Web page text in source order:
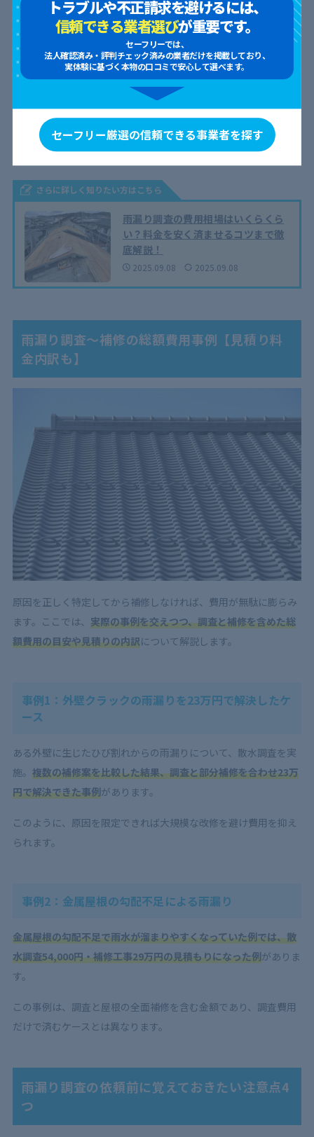
紫外線投射発光調査
費用相場は16〜25万円です。 紫外線ランプで照らすと光る専用液
を利用し、目視で見えない亀裂や隠れた浸入口を特定する方法
で
非破壊で調査精度も高く、大規模建物や複雑な構造物の調査に適
しています。費用は比較的高いものの、確実性を重視する場合に
さらに詳しく知りたい方はこちら
雨漏り調査の費用相場はいくらくら
い？料金を安く済ませるコツまで徹
底解説！
2025.09.08 2025.09.08
雨漏り調査〜補修の総額費用事例【見積り料
金内訳も】
原因を正しく特定してから補修しなければ、費用が無駄に膨らみ
ます。ここでは、 実際の事例を交えつつ、調査と補修を含めた総
額費用の目安や見積りの内訳について解説します。
事例1：外壁クラックの雨漏りを23万円で解決したケ
ース
ある外壁に生じたひび割れからの雨漏りについて、散水調査を実
施。 複数の補修案を比較した結果、調査と部分補修を合わせ23万
円で解決できた事例があります。
このように、原因を限定できれば大規模な改修を避け費用を抑え
られます。
事例2：金属屋根の勾配不足による雨漏り
金属屋根の勾配不足で雨水が溜まりやすくなっていた例では、散
水調査54,000円・補修工事29万円の見積もりになった例がありま
す。
この事例は、調査と屋根の全面補修を含む金額であり、調査費用
だけで済むケースとは異なります。
雨漏り調査の依頼前に覚えておきたい注意点4
つ
トラブルや不正請求を避けるには、
信頼できる業者選びが重要です。
セーフリーでは、
法人確認済み・評判チェック済みの業者だけを掲載しており、
実体験に基づく本物の口コミで安心して選べます。
セーフリー厳選の信頼できる事業者を探す